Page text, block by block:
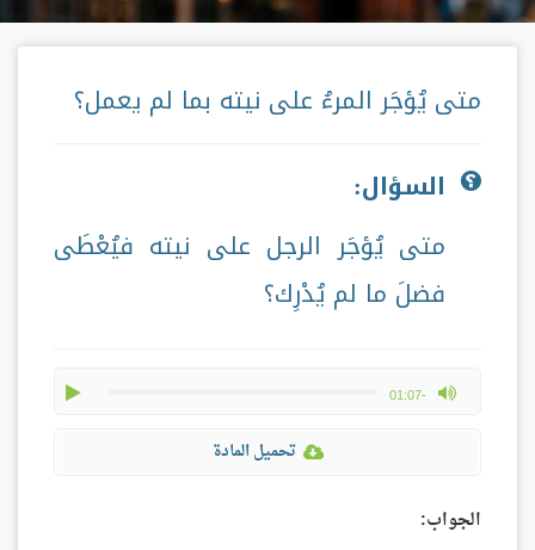
متى يُؤجَر المرءُ على نيته بما لم يعمل؟
السؤال:
متى يُؤجَر الرجل على نيته فيُعْطَى
فضلَ ما لم يُدْرِك؟
-01:07
max volume
تحميل المادة
الجواب: